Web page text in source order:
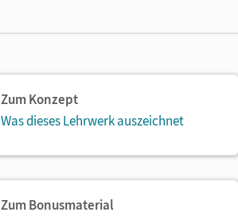
Zum Konzept
Was dieses Lehrwerk auszeichnet
Zum Bonusmaterial